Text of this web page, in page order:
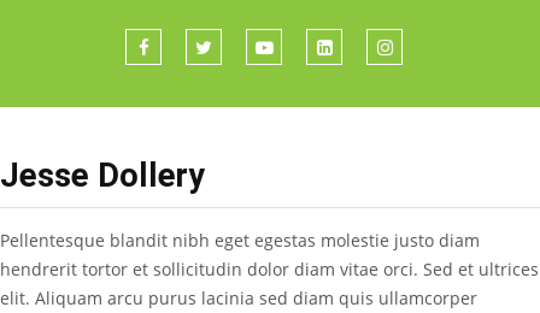
Jesse Dollery
Pellentesque blandit nibh eget egestas molestie justo diam
hendrerit tortor et sollicitudin dolor diam vitae orci. Sed et ultrices
elit. Aliquam arcu purus lacinia sed diam quis ullamcorper